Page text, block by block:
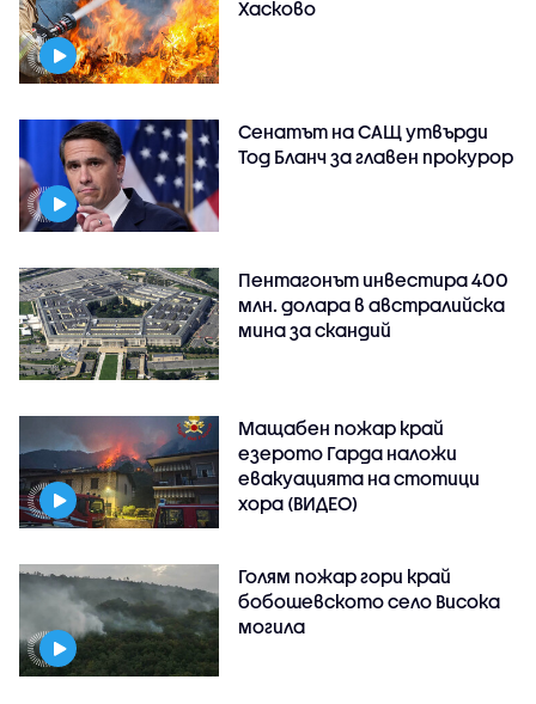
Хасково
Сенатът на САЩ утвърди
Тод Бланч за главен прокурор
Пентагонът инвестира 400
млн. долара в австралийска
мина за скандий
Мащабен пожар край
езерото Гарда наложи
евакуацията на стотици
хора (ВИДЕО)
Голям пожар гори край
бобошевското село Висока
могила